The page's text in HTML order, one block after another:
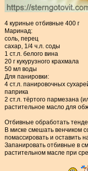
4 куриные отбивные 400 г
Маринад:
соль, перец
сахар, 1/4 ч.л. соды
1 ст.л. белого вина
20 г кукурузного крахмала
50 мл воды
Для панировки:
4 ст.л. панировочных
паприка
2 ст.л. тёртого пармезана
растительное масло для
Отбивные обработать
В миске смешать венчиком
помассировать и оставить
Запанировать отбивные в
растительном масле при